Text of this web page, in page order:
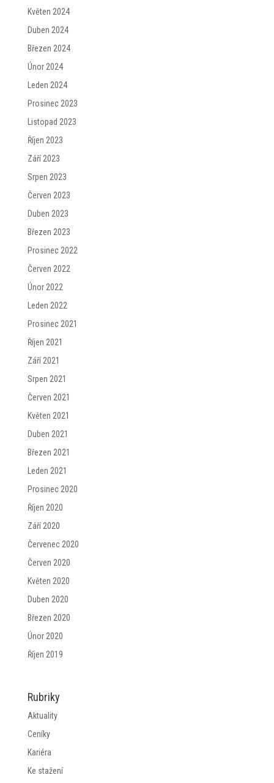
Květen 2024
Duben 2024
Březen 2024
Únor 2024
Leden 2024
Prosinec 2023
Listopad 2023
Říjen 2023
Září 2023
Srpen 2023
Červen 2023
Duben 2023
Březen 2023
Prosinec 2022
Červen 2022
Únor 2022
Leden 2022
Prosinec 2021
Říjen 2021
Září 2021
Srpen 2021
Červen 2021
Květen 2021
Duben 2021
Březen 2021
Leden 2021
Prosinec 2020
Říjen 2020
Září 2020
Červenec 2020
Červen 2020
Květen 2020
Duben 2020
Březen 2020
Únor 2020
Říjen 2019
Rubriky
Aktuality
Ceníky
Kariéra
Ke stažení